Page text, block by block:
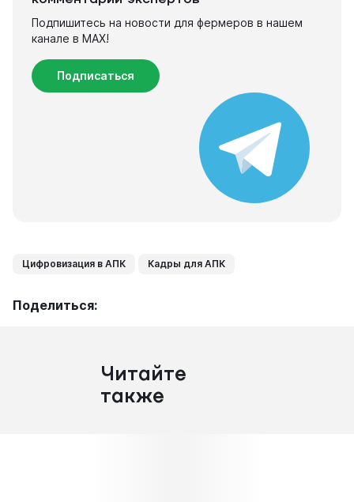
Подпишитесь на новости для фермеров в нашем
канале в МАХ!
Подписаться
Цифровизация в АПК Кадры для АПК
Поделиться:
Читайте
также